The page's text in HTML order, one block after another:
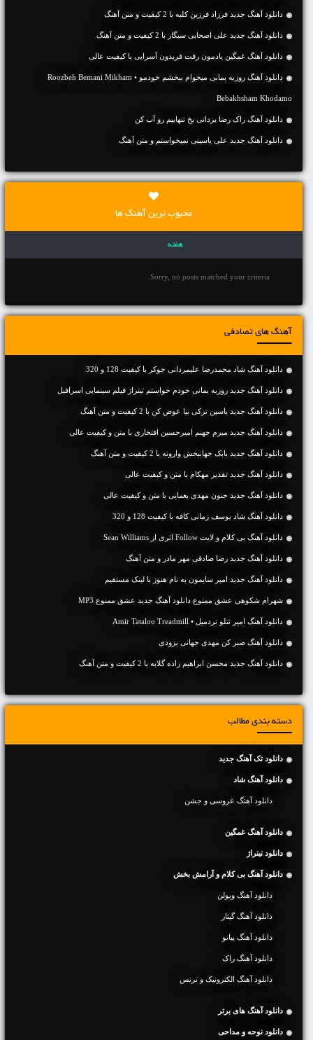
دانلود آهنگ جديد فرزاد فرزین کلبه با 2 کیفیت و متن آهنگ
دانلود آهنگ جديد علی اصحابی سیگار با 2 کیفیت و متن آهنگ
دانلود آهنگ غمگین یادمون رفت فریدون آسرایی با کیفیت عالی
دانلود آهنگ روزبه بمانی میخوام ببخشم خودمو • Roozbeh Bemani Mikham
Bebakhsham Khodamo
دانلود آهنگ راک رضا یزدانی یخ تنهاییم رو آب کن
دانلود آهنگ جديد علی یاسینی نمیخواستم و متن آهنگ
محبوب ترین آهنگ ها
هفته
Sorry, no posts matched your criteria.
آهنگ های تصادفی
دانلود آهنگ شاد محمدرضا علیمردانی جوکر با کیفیت 128 و 320
دانلود آهنگ جدید روزبه بمانی خودم خواستم تیتراژ فیلم سینمایی اسرافیل
دانلود آهنگ جديد یاسین ترکی بیا عوض کن با 2 کیفیت و متن آهنگ
دانلود آهنگ جديد میرم جهنم امیرحسین افتخاری با متن و کیفیت عالی
دانلود آهنگ جديد بابک جهانبخش وارونه با 2 کیفیت و متن آهنگ
دانلود آهنگ جديد تقدیر مهکام با متن و کیفیت عالی
دانلود آهنگ جديد جنون مهدی یغمایی با متن و کیفیت عالی
دانلود آهنگ شاد یوسف زمانی کافه با کیفیت 128 و 320
دانلود آهنگ بی کلام و لایت Follow اثری از Sean Williams
دانلود آهنگ جديد رضا صادقی مهر مادر و متن آهنگ
دانلود آهنگ جديد امیر سایمون به نام هنوز با لینک مستقیم
شهرام شکوهی عشق ممنوع دانلود آهنگ جدید عشق ممنوع MP3
دانلود آهنگ امیر تتلو تردمیل • Amir Tataloo Treadmill
دانلود آهنگ صبر کن مهدی جهانی بزودی
دانلود آهنگ جديد محسن ابراهیم زاده گلایه با 2 کیفیت و متن آهنگ
دسته بندی مطالب
دانلود تک آهنگ جدید
دانلود آهنگ شاد
دانلود آهنگ عروسی و جشن
دانلود آهنگ غمگین
دانلود تیتراژ
دانلود آهنگ بی کلام و آرامش بخش
دانلود آهنگ ویولن
دانلود آهنگ گیتار
دانلود آهنگ پیانو
دانلود آهنگ راک
دانلود آهنگ الکترونیک و ترنس
دانلود آهنگ های برتر
دانلود نوحه و مداحی